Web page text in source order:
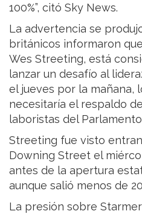
100%”, citó Sky News.
La advertencia se
británicos informaron
Wes Streeting, está
lanzar un desafío al
el jueves por la mañana,
necesitaría el respaldo
laboristas del
Streeting fue visto
Downing Street el
antes de la apertura
aunque salió menos de
La presión sobre